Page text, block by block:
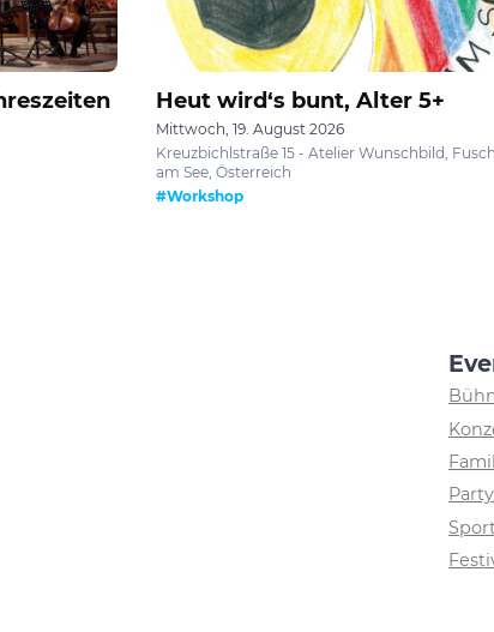
Heut wird‘s bunt, Alter 5+
Mittwoch, 19. August 2026
Kreuzbichlstraße 15 - Atelier Wunschbild, Fuschl
am See, Österreich
#Workshop
Party